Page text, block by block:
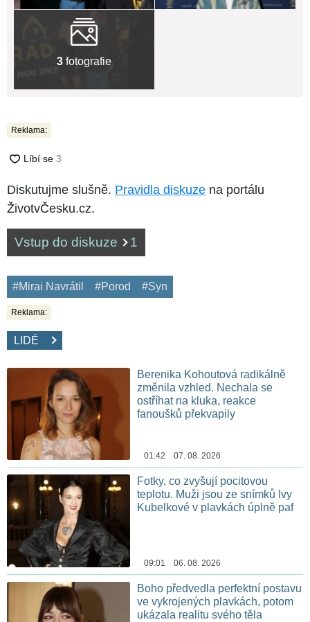
3 fotografie
Reklama:
Diskutujme slušně. Pravidla diskuze na portálu
ŽivotvČesku.cz.
Vstup do diskuze 1
#Mirai Navrátil #Porod #Syn
Reklama:
LIDÉ
Berenika Kohoutová radikálně
změnila vzhled. Nechala se
ostříhat na kluka, reakce
fanoušků překvapily
01:42 07. 08. 2026
Fotky, co zvyšují pocitovou
teplotu. Muži jsou ze snímků Ivy
Kubelkové v plavkách úplně paf
09:01 06. 08. 2026
Boho předvedla perfektní postavu
ve vykrojených plavkách, potom
ukázala realitu svého těla